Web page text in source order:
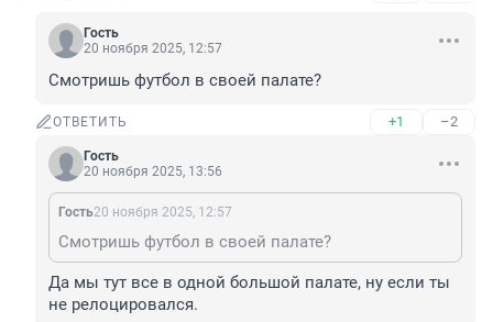
Гость
20 ноября 2025, 12:57
Смотришь футбол в своей палате?
ОТВЕТИТЬ +1 –2
Гость
20 ноября 2025, 13:56
Гость20 ноября 2025, 12:57
Смотришь футбол в своей палате?
Да мы тут все в одной большой палате, ну если ты
не релоцировался.